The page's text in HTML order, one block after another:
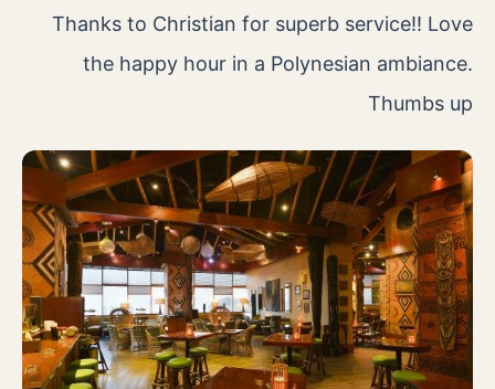
Thanks to Christian for superb service!! Love
the happy hour in a Polynesian ambiance.
Thumbs up